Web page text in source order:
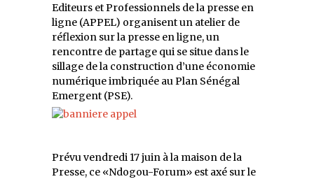
Editeurs et Professionnels de la presse en
ligne (APPEL) organisent un atelier de
réflexion sur la presse en ligne, un
rencontre de partage qui se situe dans le
sillage de la construction d’une économie
numérique imbriquée au Plan Sénégal
Emergent (PSE).
Prévu vendredi 17 juin à la maison de la
Presse, ce «Ndogou-Forum» est axé sur le